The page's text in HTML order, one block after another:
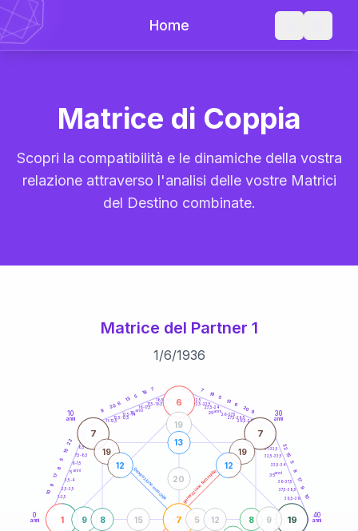
Home
Matrice di Coppia
Scopri la compatibilità e le dinamiche della vostra
relazione attraverso l'analisi delle vostre Matrici
del Destino combinate.
Matrice del Partner 1
1/6/1936
generazione maschile generazione femminile
0
anni
10
anni
30
anni
40
anni
1-2,5
2,5-3,5
3,5-4
6-7,5
7,5-8,5
8,5-9
11-12,5
12,5-13,5
13,5-14
16-17,5
17,5-18,5
18,5-19
21-22,5
22,5-23,5
23,5-24
26-27,5
27,5-28,5
28,5-29
31-32,5
32,5-33,5
33,5-34
36-37,5
37,5-38,5
38,5-39
10
9
17
8
5
15
22
9
20
6
13
5
19 7 7
19 5
13
6
20
9
22
15
5
8
17
9
10
1
6
19
7
7 7
8
9
19
9
8
13
5 12
15
20
19
12
19
12
5anni
15 anni 25anni
35anni